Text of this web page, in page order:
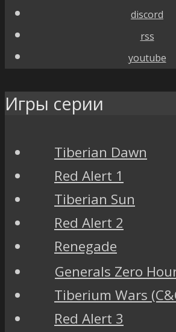
discord
rss
youtube
Игры серии
Tiberian Dawn
Red Alert 1
Tiberian Sun
Red Alert 2
Renegade
Generals Zero
Tiberium Wars
Red Alert 3